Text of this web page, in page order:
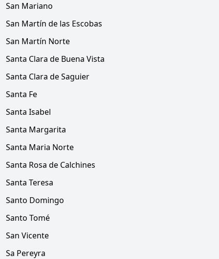
San Mariano
San Martín de las Escobas
San Martín Norte
Santa Clara de Buena Vista
Santa Clara de Saguier
Santa Fe
Santa Isabel
Santa Margarita
Santa Maria Norte
Santa Rosa de Calchines
Santa Teresa
Santo Domingo
Santo Tomé
San Vicente
Sa Pereyra